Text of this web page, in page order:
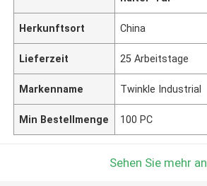
Herkunftsort China
Lieferzeit 25 Arbeitstage
Markenname Twinkle Industrial
Min Bestellmenge 100 PC
Sehen Sie mehr an